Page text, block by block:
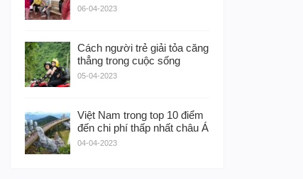
06-04-2023
Cách người trẻ giải tỏa căng
thẳng trong cuộc sống
05-04-2023
Việt Nam trong top 10 điểm
đến chi phí thấp nhất châu Á
04-04-2023